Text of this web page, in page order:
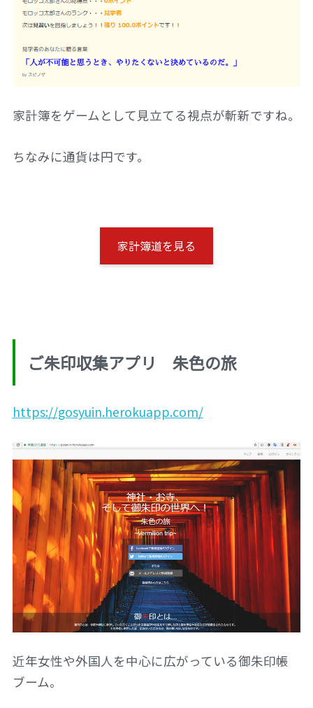
家計簿をゲームとして見立てる視点が斬新ですね。
ちなみに通貨は円です。
家計簿道を見る
ご朱印収集アプリ 朱色の旅
https://gosyuin.herokuapp.com/
近年女性や外国人を中心に広がっている御朱印帳
ブーム。